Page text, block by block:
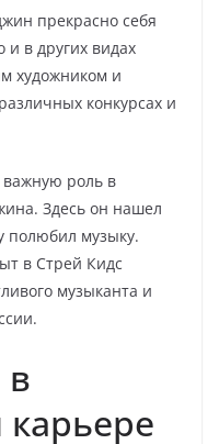
прекрасно себя
и в других видах
художником и
конкурсах и
важную роль в
Здесь он нашел
полюбил музыку.
в Стрей Кидс
музыканта и